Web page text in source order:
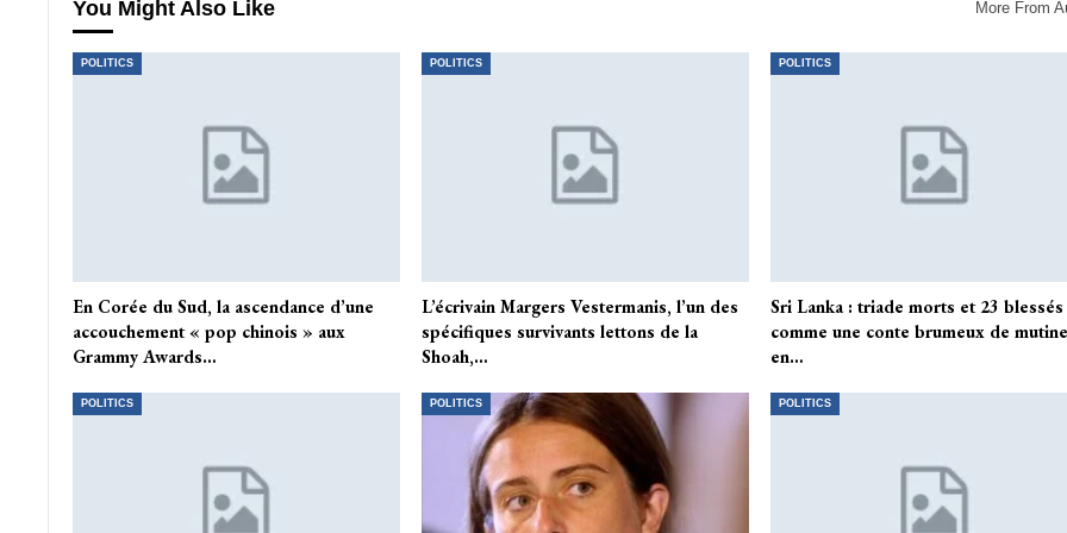
You Might Also Like More From
POLITICS
En Corée du Sud, la ascendance d’une
accouchement « pop chinois » aux
Grammy Awards…
POLITICS
L’écrivain Margers Vestermanis, l’un des
spécifiques survivants lettons de la
Shoah,…
POLITICS
Sri Lanka : triade morts et 23 blessés
comme une conte brumeux de
en…
POLITICS POLITICS POLITICS